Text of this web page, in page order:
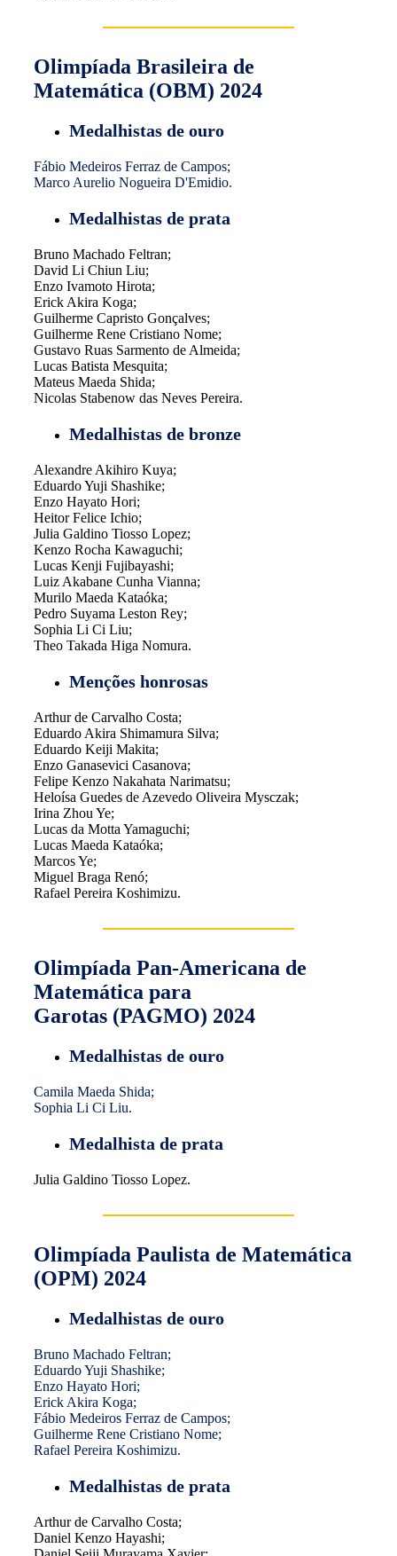
Olimpíada Brasileira de
Matemática (OBM) 2024
Medalhistas de ouro
Fábio Medeiros Ferraz de Campos;
Marco Aurelio Nogueira D'Emidio.
Medalhistas de prata
Bruno Machado Feltran;
David Li Chiun Liu;
Enzo Ivamoto Hirota;
Erick Akira Koga;
Guilherme Capristo Gonçalves;
Guilherme Rene Cristiano Nome;
Gustavo Ruas Sarmento de Almeida;
Lucas Batista Mesquita;
Mateus Maeda Shida;
Nicolas Stabenow das Neves Pereira.
Medalhistas de bronze
Alexandre Akihiro Kuya;
Eduardo Yuji Shashike;
Enzo Hayato Hori;
Heitor Felice Ichio;
Julia Galdino Tiosso Lopez;
Kenzo Rocha Kawaguchi;
Lucas Kenji Fujibayashi;
Luiz Akabane Cunha Vianna;
Murilo Maeda Kataóka;
Pedro Suyama Leston Rey;
Sophia Li Ci Liu;
Theo Takada Higa Nomura.
Menções honrosas
Arthur de Carvalho Costa;
Eduardo Akira Shimamura Silva;
Eduardo Keiji Makita;
Enzo Ganasevici Casanova;
Felipe Kenzo Nakahata Narimatsu;
Heloísa Guedes de Azevedo Oliveira Mysczak;
Irina Zhou Ye;
Lucas da Motta Yamaguchi;
Lucas Maeda Kataóka;
Marcos Ye;
Miguel Braga Renó;
Rafael Pereira Koshimizu.
Olimpíada Pan-Americana de
Matemática para
Garotas (PAGMO) 2024
Medalhistas de ouro
Camila Maeda Shida;
Sophia Li Ci Liu.
Medalhista de prata
Julia Galdino Tiosso Lopez.
Olimpíada Paulista de Matemática
(OPM) 2024
Medalhistas de ouro
Bruno Machado Feltran;
Eduardo Yuji Shashike;
Enzo Hayato Hori;
Erick Akira Koga;
Fábio Medeiros Ferraz de Campos;
Guilherme Rene Cristiano Nome;
Rafael Pereira Koshimizu.
Medalhistas de prata
Arthur de Carvalho Costa;
Daniel Kenzo Hayashi;